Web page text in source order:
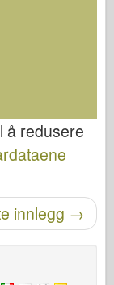
å redusere
innlegg →